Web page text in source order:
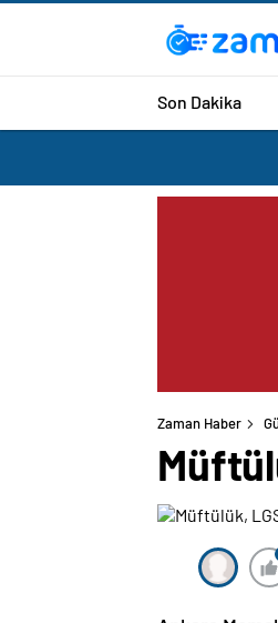
Son Dakika
Zaman Haber